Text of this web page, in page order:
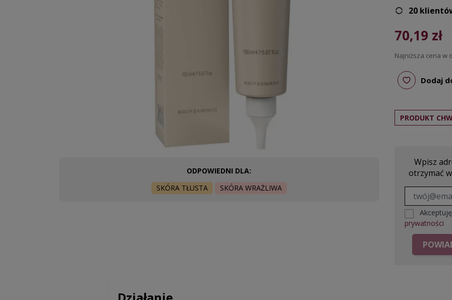
ODPOWIEDNI DLA:
SKÓRA TŁUSTA
SKÓRA WRAŻLIWA
20
70,19 zł
Najniższa cena w
Dodaj
PRODUKT
Wpisz
otrzymać
Akceptuję
prywatności